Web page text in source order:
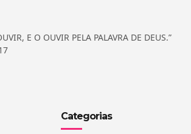
E O OUVIR PELA PALAVRA DE DEUS.”
Categorias